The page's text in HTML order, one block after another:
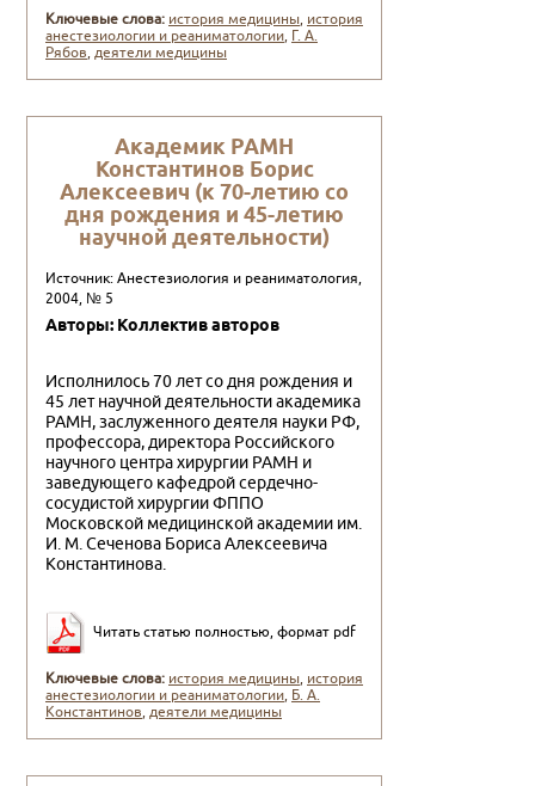
Ключевые слова: история медицины, история
анестезиологии и реаниматологии, Г. А.
Рябов,деятели медицины
Академик РАМН
Константинов Борис
Алексеевич (к 70-летию со
дня рождения и 45-летию
научной деятельности)
Источник: Анестезиология и реаниматология,
2004, № 5
Авторы: Коллектив авторов
Исполнилось 70 лет со дня рождения и
45 лет научной дея­тельности академика
РАМН, заслуженного деятеля науки РФ,
профессора, директора Российского
научного центра хирургии РАМН и
заведующего кафедрой сердечно-
сосудистой хирургии ФППО
Московской медицинской академии им.
И. М. Сечено­ва Бориса Алексеевича
Константинова.
Читать статью полностью, формат pdf
Ключевые слова: история медицины, история
анестезиологии и реаниматологии, Б. А.
Константинов,деятели медицины